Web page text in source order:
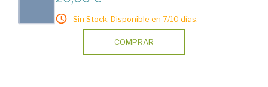
Sin Stock. Disponible en 7/10 días.
COMPRAR